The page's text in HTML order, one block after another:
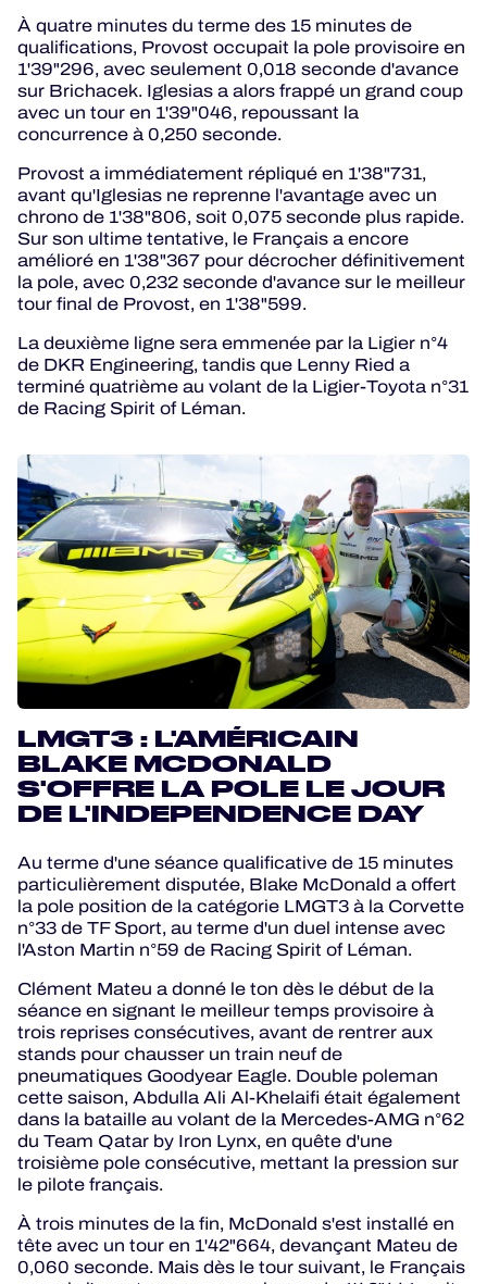
À quatre minutes du terme des 15 minutes de
qualifications, Provost occupait la pole provisoire en
1'39"296, avec seulement 0,018 seconde d'avance
sur Brichacek. Iglesias a alors frappé un grand coup
avec un tour en 1'39"046, repoussant la
concurrence à 0,250 seconde.
Provost a immédiatement répliqué en 1'38"731,
avant qu'Iglesias ne reprenne l'avantage avec un
chrono de 1'38"806, soit 0,075 seconde plus rapide.
Sur son ultime tentative, le Français a encore
amélioré en 1'38"367 pour décrocher définitivement
la pole, avec 0,232 seconde d'avance sur le meilleur
tour final de Provost, en 1'38"599.
La deuxième ligne sera emmenée par la Ligier n°4
de DKR Engineering, tandis que Lenny Ried a
terminé quatrième au volant de la Ligier-Toyota n°31
de Racing Spirit of Léman.
LMGT3 : L'AMÉRICAIN
BLAKE MCDONALD
S'OFFRE LA POLE LE JOUR
DE L'INDEPENDENCE DAY
Au terme d'une séance qualificative de 15 minutes
particulièrement disputée, Blake McDonald a offert
la pole position de la catégorie LMGT3 à la Corvette
n°33 de TF Sport, au terme d'un duel intense avec
l'Aston Martin n°59 de Racing Spirit of Léman.
Clément Mateu a donné le ton dès le début de la
séance en signant le meilleur temps provisoire à
trois reprises consécutives, avant de rentrer aux
stands pour chausser un train neuf de
pneumatiques Goodyear Eagle. Double poleman
cette saison, Abdulla Ali Al-Khelaifi était également
dans la bataille au volant de la Mercedes-AMG n°62
du Team Qatar by Iron Lynx, en quête d'une
troisième pole consécutive, mettant la pression sur
le pilote français.
À trois minutes de la fin, McDonald s'est installé en
tête avec un tour en 1'42"664, devançant Mateu de
0,060 seconde. Mais dès le tour suivant, le Français